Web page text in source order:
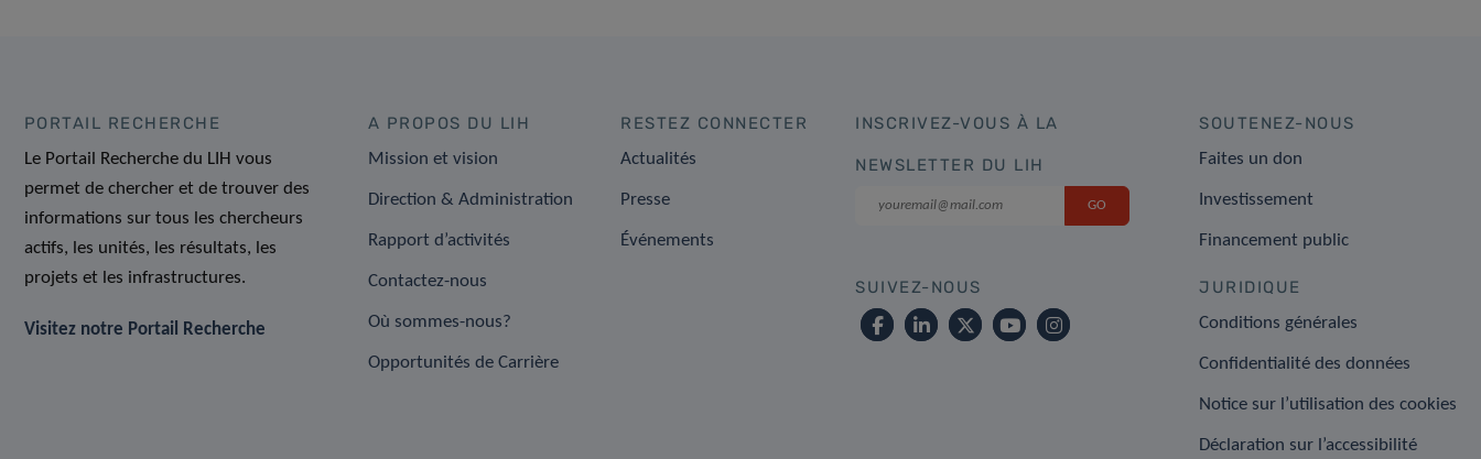
PORTAIL RECHERCHE
Le Portail Recherche du LIH vous
permet de chercher et de trouver des
informations sur tous les chercheurs
actifs, les unités, les résultats, les
projets et les infrastructures.
Visitez notre Portail Recherche
A PROPOS DU LIH
Mission et vision
Direction & Administration
Rapport d’activités
Contactez-nous
Où sommes-nous?
Opportunités de Carrière
RESTEZ CONNECTER
Actualités
Presse
Événements
INSCRIVEZ-VOUS À LA
NEWSLETTER DU LIH
SUIVEZ-NOUS
SOUTENEZ-NOUS
Faites un don
Investissement
Financement public
JURIDIQUE
Conditions générales
Confidentialité des données
Notice sur l’utilisation des cookies
Déclaration sur l’accessibilité